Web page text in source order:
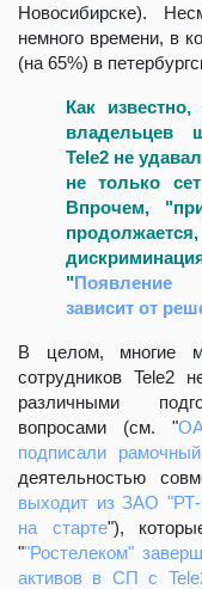
Новосибирске).
немного времени, в
(на 65%) в
Как
владельцев
Tele2 не
не только
Впрочем,
"Появление
зависит от
В целом, многие
сотрудников Tele2
различными
вопросами (см. "
подписали
деятельностью
выходит из ЗАО
на старте"),
""Ростелеком"
активов в СП с